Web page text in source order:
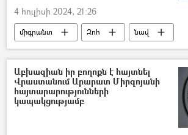
4 հուլիսի 2024, 21:26
միգրանտ Զոհ
նավ
Նավաբեկություն
Աբխազիան իր բողոքն է հայտնել
Վրաստանում Արարատ Միրզոյանի
հայտարարությունների
կապակցությամբ